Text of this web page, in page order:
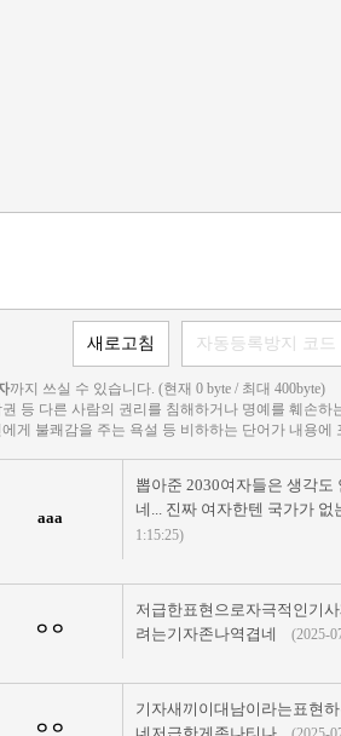
까지 쓰실 수 있습니다. (현재 0 byte / 최대 400byte)
등 다른 사람의 권리를 침해하거나 명예를 훼손
게 불쾌감을 주는 욕설 등 비하하는 단어가 내용
aaa
뽑아준 2030여자들은 생각도
네... 진짜 여자한텐 국가가 없
1:15:25)
ㅇㅇ
저급한표현으로자극적인기
려는기자존나역겹네
(2025-
ㅇㅇ
기자새끼이대남이라는표현